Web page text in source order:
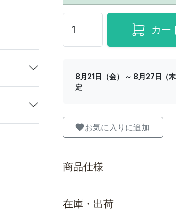
カー
8月21日（金） ～ 8月27日（
定
お気に入りに追加
商品仕様
在庫・出荷